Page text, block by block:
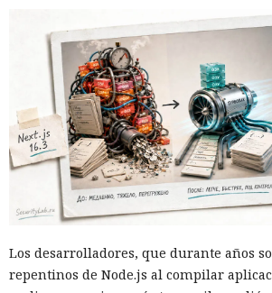
Los desarrolladores, que durante años
repentinos de Node.js al compilar